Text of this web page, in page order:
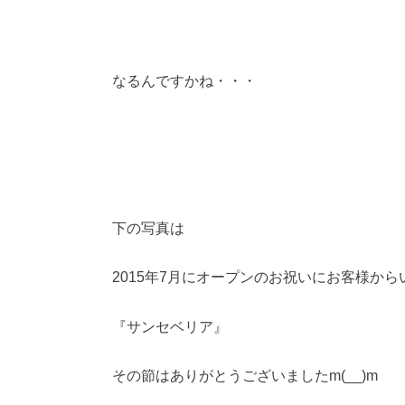
なるんですかね・・・
下の写真は
2015年7月にオープンのお祝いにお客様から
『サンセベリア』
その節はありがとうございましたm(__)m